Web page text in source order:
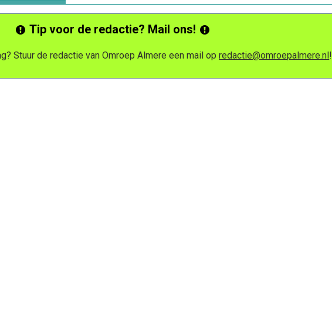
Tip voor de redactie? Mail ons!
Stuur de redactie van Omroep Almere een mail opredactie@omroepalmere.nl!